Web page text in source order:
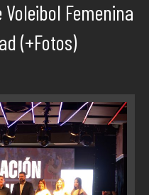
Femenina
(+Fotos)